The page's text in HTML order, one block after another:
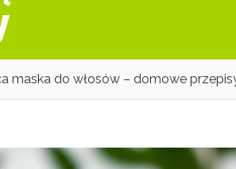
maska do włosów – domowe